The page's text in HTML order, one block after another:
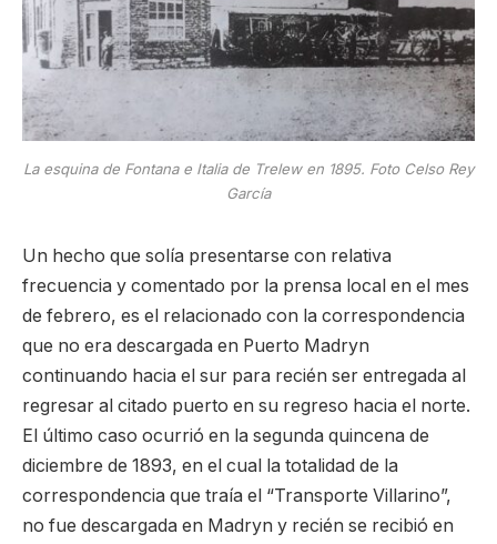
La esquina de Fontana e Italia de Trelew en 1895. Foto Celso Rey
García
Un hecho que solía presentarse con relativa
frecuencia y comentado por la prensa local en el mes
de febrero, es el relacionado con la correspondencia
que no era descargada en Puerto Madryn
continuando hacia el sur para recién ser entregada al
regresar al citado puerto en su regreso hacia el norte.
El último caso ocurrió en la segunda quincena de
diciembre de 1893, en el cual la totalidad de la
correspondencia que traía el “Transporte Villarino”,
no fue descargada en Madryn y recién se recibió en